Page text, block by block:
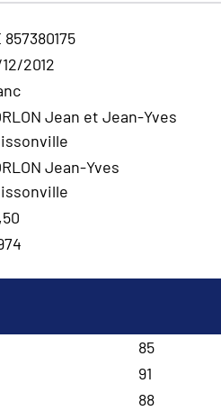
857380175
2012
Jean et Jean-Yves
Jean-Yves
85
91
88